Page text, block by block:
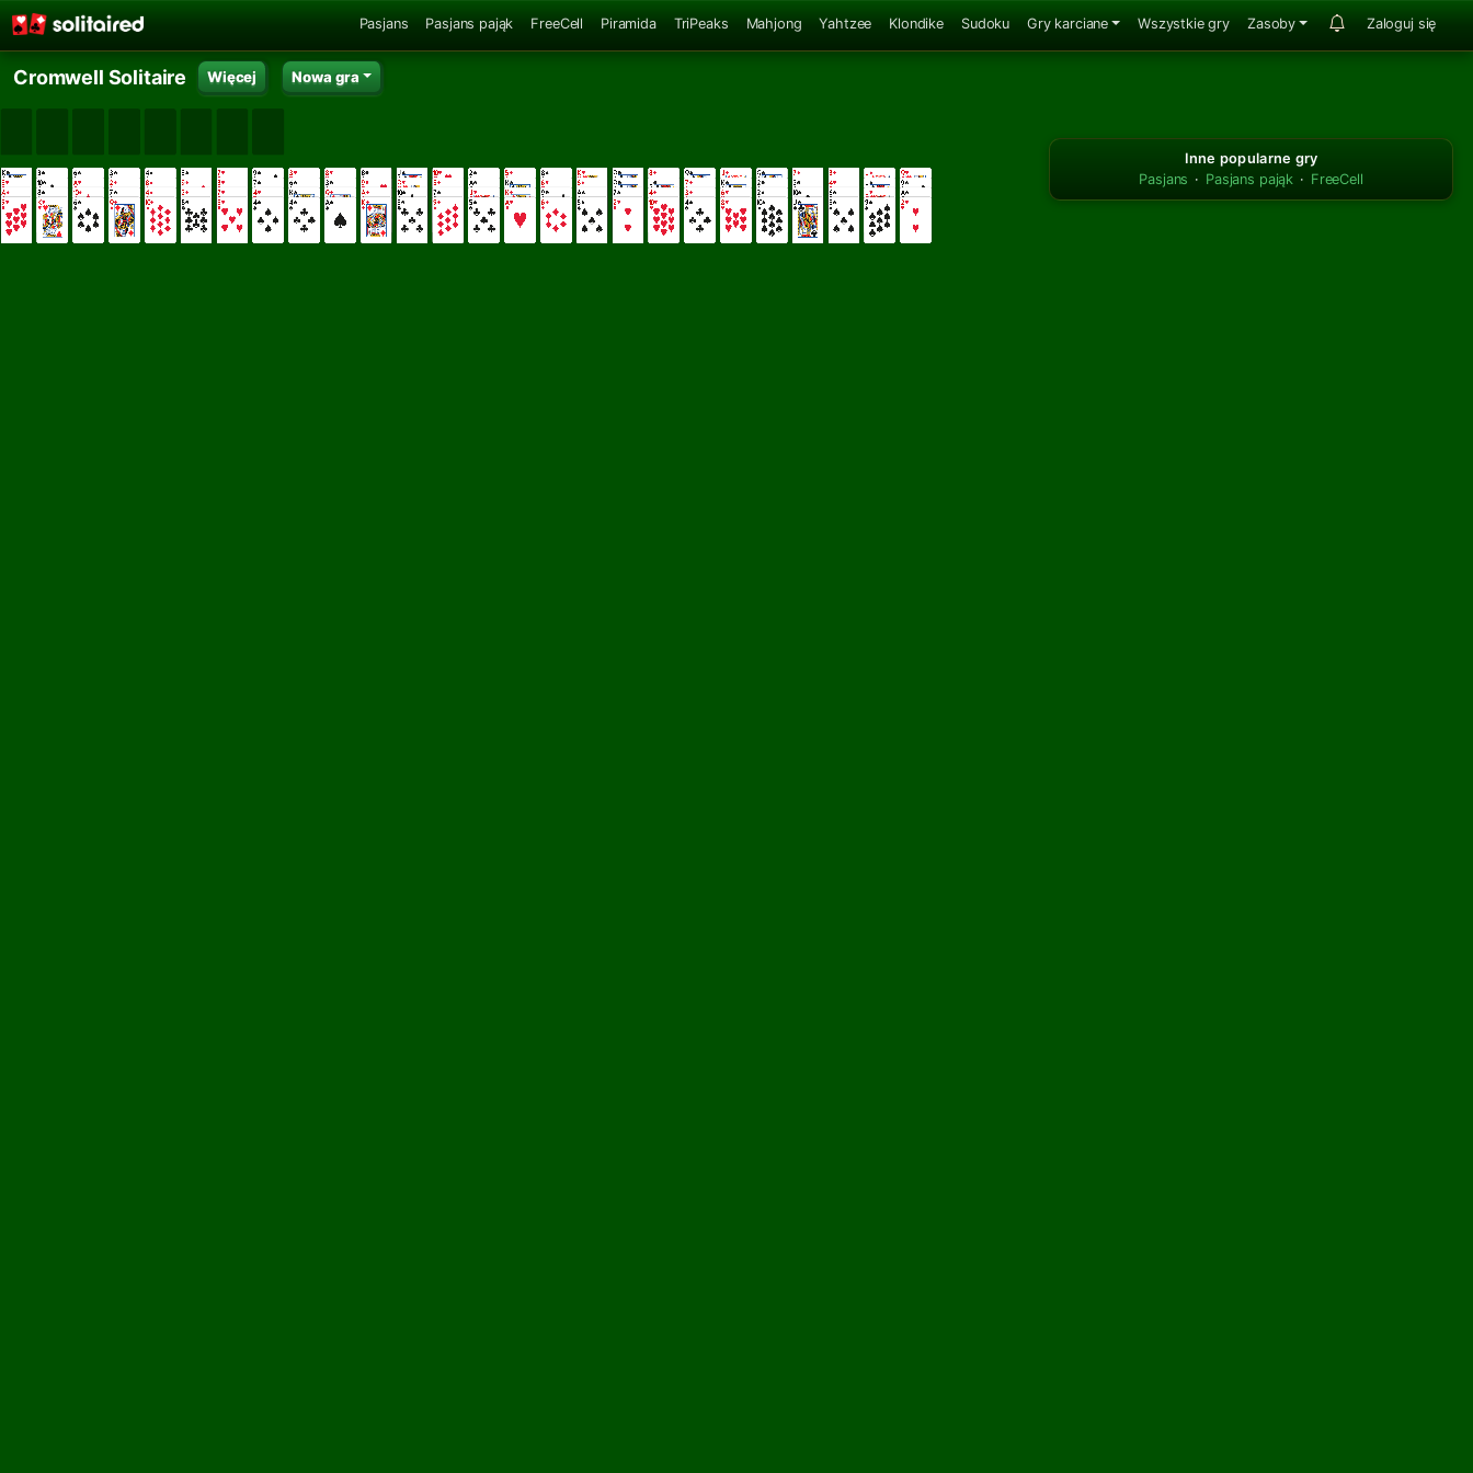
Pasjans Pasjans pająk FreeCell Piramida TriPeaks Mahjong Yahtzee Klondike Sudoku Gry karciane Wszystkie gry Zasoby Zaloguj się
Cromwell Solitaire Więcej Nowa gra
Inne popularne gry
Pasjans · Pasjans pająk · FreeCell